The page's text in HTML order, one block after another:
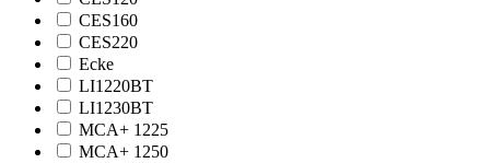
CES160
CES220
Ecke
LI1220BT
LI1230BT
MCA+ 1225
MCA+ 1250